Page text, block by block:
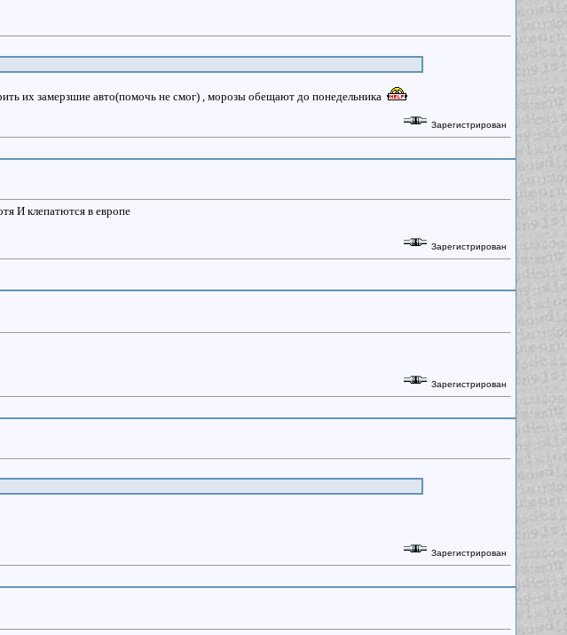
их замерзшие авто(помочь не смог) , морозы обещают до понедельника
Зарегистрирован
И клепатются в европе
Зарегистрирован
Зарегистрирован
Зарегистрирован